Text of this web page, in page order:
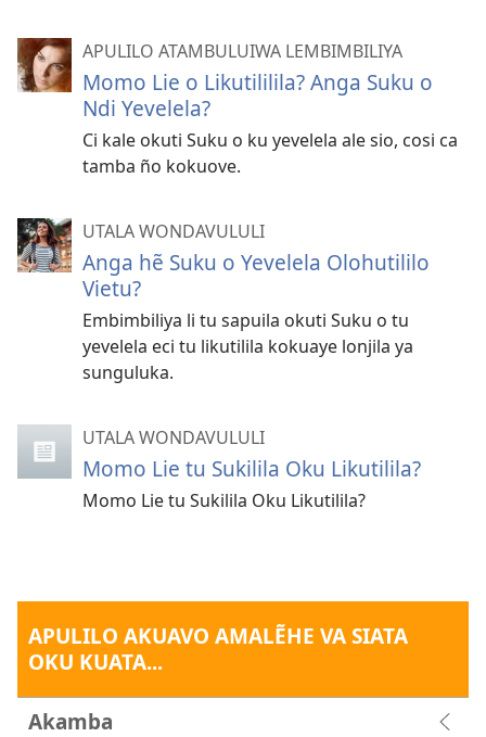
APULILO ATAMBULUIWA LEMBIMBILIYA
Momo Lie o Likutililila? Anga Suku o
Ndi Yevelela?
Ci kale okuti Suku o ku yevelela ale sio, cosi ca
tamba ño kokuove.
UTALA WONDAVULULI
Anga hẽ Suku o Yevelela Olohutililo
Vietu?
Embimbiliya li tu sapuila okuti Suku o tu
yevelela eci tu likutilila kokuaye lonjila ya
sunguluka.
UTALA WONDAVULULI
Momo Lie tu Sukilila Oku Likutilila?
Momo Lie tu Sukilila Oku Likutilila?
APULILO AKUAVO AMALẼHE VA SIATA
OKU KUATA...
Akamba